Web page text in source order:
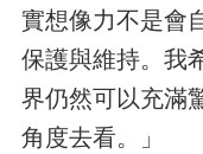
實想像力不是會
保護與維持。我
界仍然可以充滿
角度去看。」